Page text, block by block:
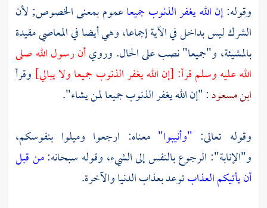
وقوله:إن الله يغفر الذنوب جميعاعموم بمعنى الخصوص; لأن
الشرك ليس بداخل في الآية إجماعا، وهي أيضا في المعاصي مقيدة
بالمشيئة، و"جميعا" نصب على الحال. ورويأن رسول الله صلى
الله عليه وسلم قرأ: [إن الله يغفر الذنوب جميعا ولا يبالي] وقرأ
ابن مسعود: "إن الله يغفر الذنوب جميعا لمن يشاء".
وقوله تعالى: "وأنيبوا"معناه: ارجعوا وميلوا بنفوسكم،
و"الإنابة": الرجوع بالنفس إلى الشيء، وقوله سبحانه:من قبل
أن يأتيكم العذابتوعد بعذاب الدنيا والآخرة.